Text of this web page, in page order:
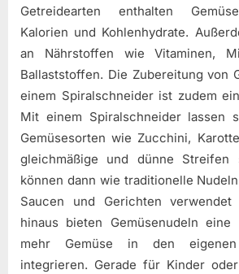
Getreidearten enthalten
Kalorien und Kohlenhydrate.
an Nährstoffen wie Vitaminen,
Ballaststoffen. Die Zubereitung von
einem Spiralschneider ist zudem
Mit einem Spiralschneider lassen
Gemüsesorten wie Zucchini,
gleichmäßige und dünne Streifen
können dann wie traditionelle
Saucen und Gerichten verwendet
hinaus bieten Gemüsenudeln eine
mehr Gemüse in den
integrieren. Gerade für Kinder